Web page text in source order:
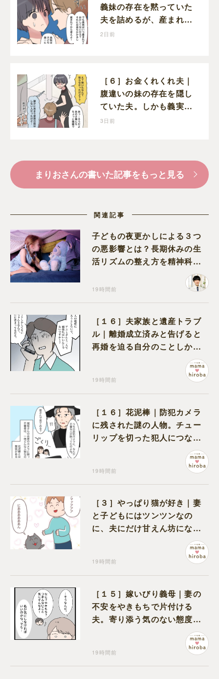
義妹の存在を黙っていた
夫を詰めるが、産まれる
子どものことを第一に考
2日前
［６］お金くれくれ夫｜
腹違いの妹の存在を隠し
ていた夫。しかも義実家
で一緒に暮らすことにな
3日前
まりおさんの書いた記事をもっと見る
関連記事
子どもの夜更かしによる３つ
の悪影響とは？長期休みの生
活リズムの整え方を精神科医
19時間前
［１６］夫家族と遺産トラブ
ル｜離婚成立済みと告げると
再婚を迫る自分のことしか考
19時間前
［１６］花泥棒｜防犯カメラ
に残された謎の人物。チュー
リップを切った犯人につなが
る証拠になるのか期待する
19時間前
［３］やっぱり猫が好き｜妻
と子どもにはツンツンなの
に、夫にだけ甘えん坊になる
19時間前
［１５］嫁いびり義母｜妻の
不安をやきもちで片付ける
夫。寄り添う気のない態度に
19時間前